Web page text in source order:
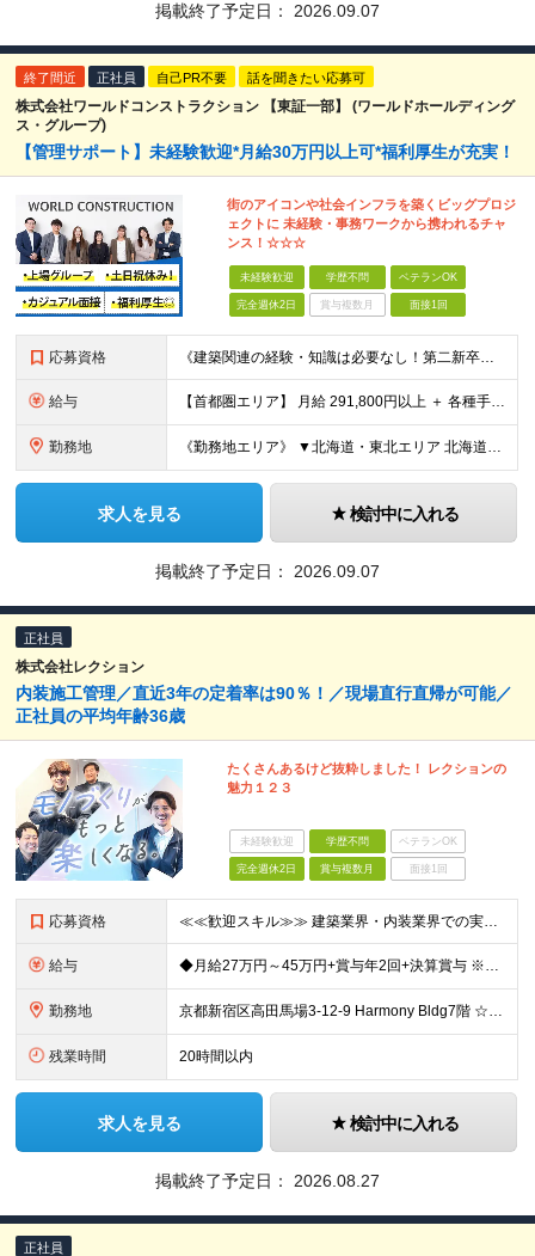
掲載終了予定日： 2026.09.07
終了間近 正社員 自己PR不要 話を聞きたい応募可
株式会社ワールドコンストラクション 【東証一部】 (ワールドホールディング
ス・グループ)
【管理サポート】未経験歓迎*月給30万円以上可*福利厚生が充実！
街のアイコンや社会インフラを築くビッグプロジ
ェクトに 未経験・事務ワークから携われるチャ
ンス！☆☆☆
未経験歓迎 学歴不問 ベテランOK
完全週休2日 賞与複数月 面接1回
応募資格 《建築関連の経験・知識は必要なし！第二新卒歓迎》 ◎学歴・経歴・性別不問 ★20～30代メンバーが活躍中 ★U・Iターン歓迎 《応募条件》 ◆35歳までの方（若年層の長期キャリア形成を図るため） ※
給与 【首都圏エリア】 月給 291,800円以上 ＋ 各種手当 【北関東エリア】 月給 264,260円以上 ＋ 各種手当 【関西・四国エリア】 月給 278,040円以上 ＋ 各種手当 【中部エリ
勤務地 《勤務地エリア》 ▼北海道・東北エリア 北海道、青森県、秋田県、宮城県、岩手県、山形県、福島県 ▼関東エリア 東京都、神奈川県、埼玉県、茨城県、千葉県、群馬県、栃木県 ▼東海・北陸エリア 新潟県、
求人を見る 検討中に入れる
掲載終了予定日： 2026.09.07
正社員
株式会社レクション
内装施工管理／直近3年の定着率は90％！／現場直行直帰が可能／
正社員の平均年齢36歳
たくさんあるけど抜粋しました！ レクションの
魅力１２３
未経験歓迎 学歴不問 ベテランOK
完全週休2日 賞与複数月 面接1回
応募資格 ≪≪歓迎スキル≫≫ 建築業界・内装業界での実務経験 （オフィスや店舗内装の施工管理経験がある方大歓迎） ≪≪必須スキル≫≫ ◆社会人経験が3年以上ある方 ◆要普免（AT限定可） 【未経験者も同時
給与 ◆月給27万円～45万円+賞与年2回+決算賞与 ※保有資格や経験、能力に応じて決定いたします ※試用期間3ヶ月あり（期間中の雇用形態・待遇の差異はありません） 【昇給】年1回…直近４期全社員1万円
勤務地 京都新宿区高田馬場3-12-9 Harmony Bldg7階 ☆旧事務所から近くの新築ビルに2026年7月末に移転完了☆ 旧事務所住所：東京都新宿区高田馬場3-14-3 八達ビル 1F （旧事務所
残業時間 20時間以内
求人を見る 検討中に入れる
掲載終了予定日： 2026.08.27
正社員